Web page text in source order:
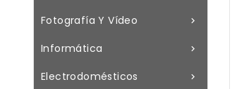

Fotografía Y Vídeo

Informática

Electrodomésticos